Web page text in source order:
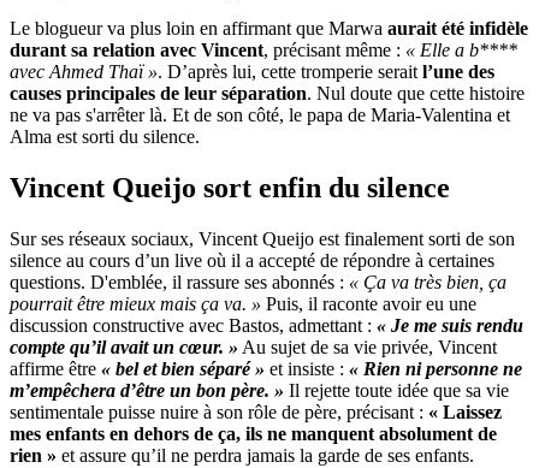
Le blogueur va plus loin en affirmant que Marwa aurait été infidèle
durant sa relation avec Vincent, précisant même : « Elle a b****
avec Ahmed Thaï ». D’après lui, cette tromperie seraitl’une des
causes principales de leur séparation. Nul doute que cette histoire
ne va pas s'arrêter là. Et de son côté, le papa de Maria-Valentina et
Alma est sorti du silence.
Vincent Queijo sort enfin du silence
Sur ses réseaux sociaux, Vincent Queijo est finalement sorti de son
silence au cours d’un live où il a accepté de répondre à certaines
questions. D'emblée, il rassure ses abonnés : « Ça va très bien, ça
pourrait être mieux mais ça va. » Puis, il raconte avoir eu une
discussion constructive avec Bastos, admettant : « Je me suis rendu
compte qu’il avait un cœur. » Au sujet de sa vie privée, Vincent
affirme être « bel et bien séparé » et insiste : « Rien ni personne ne
m’empêchera d’être un bon père. » Il rejette toute idée que sa vie
sentimentale puisse nuire à son rôle de père, précisant : « Laissez
mes enfants en dehors de ça, ils ne manquent absolument de
rien » et assure qu’il ne perdra jamais la garde de ses enfants.